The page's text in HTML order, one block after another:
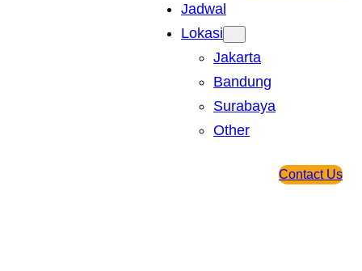
Jadwal
Lokasi
Jakarta
Bandung
Surabaya
Other
Contact Us